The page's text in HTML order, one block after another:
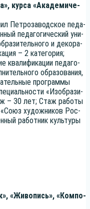
кур­са «Ака­де­ми­че­
Пет­ро­за­вод­ское педа­
педа­го­ги­че­ский уни­
и деко­ра­
– 2 кате­го­рия;
ква­ли­фи­ка­ции педа­го­
обра­зо­ва­ния,
про­грам­мы
«Изоб­ра­зи­
– 30 лет; Стаж рабо­ты
худож­ни­ков Рос­
работ­ник куль­ту­ры
«Живо­пись», «Ком­по­